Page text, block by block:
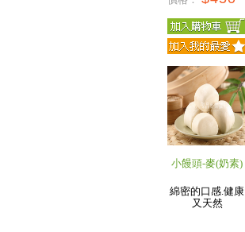
小饅頭-麥(奶素)
綿密的口感.健康
又天然